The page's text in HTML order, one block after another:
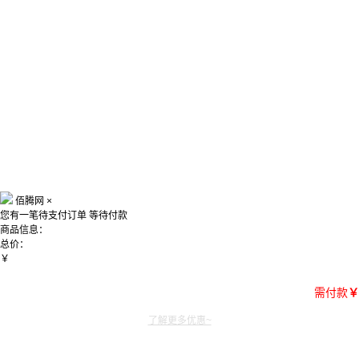
佰腾网 ×
您有一笔待支付订单 等待付款
商品信息：
总价：
￥
需付款￥
了解更多优惠~